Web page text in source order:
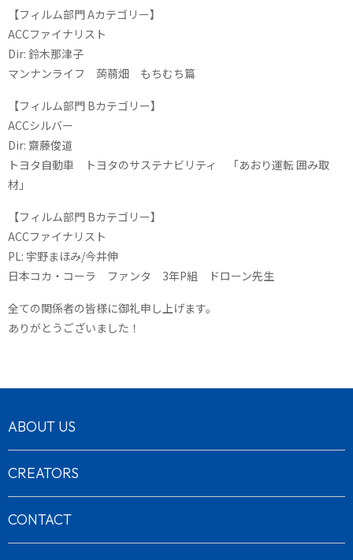
【フィルム部門 Aカテゴリー】
ACCファイナリスト
Dir: 鈴木那津子
マンナンライフ 蒟蒻畑 もちむち篇
【フィルム部門 Bカテゴリー】
ACCシルバー
Dir: 齋藤俊道
トヨタ自動車 トヨタのサステナビリティ 「あおり運転 囲み取
材」
【フィルム部門 Bカテゴリー】
ACCファイナリスト
PL: 宇野まほみ/今井伸
日本コカ・コーラ ファンタ 3年P組 ドローン先生
全ての関係者の皆様に御礼申し上げます。
ありがとうございました！
ABOUT US
CREATORS
CONTACT